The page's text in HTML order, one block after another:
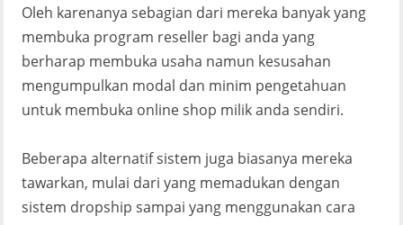
Oleh karenanya sebagian dari mereka banyak yang
membuka program reseller bagi anda yang
berharap membuka usaha namun kesusahan
mengumpulkan modal dan minim pengetahuan
untuk membuka online shop milik anda sendiri.
Beberapa alternatif sistem juga biasanya mereka
tawarkan, mulai dari yang memadukan dengan
sistem dropship sampai yang menggunakan cara